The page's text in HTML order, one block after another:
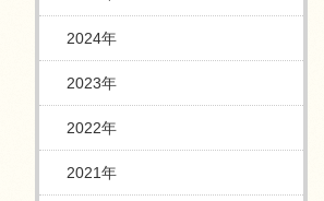
2024年
2023年
2022年
2021年